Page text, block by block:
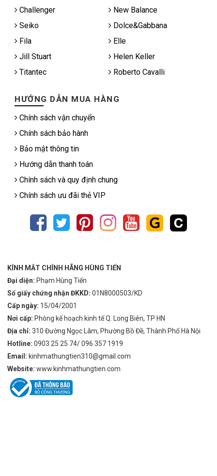
Challenger
New Balance
Seiko
Dolce&Gabbana
Fila
Elle
Jill Stuart
Helen Keller
Titantec
Roberto Cavalli
HƯỚNG DẪN MUA HÀNG
Chính sách vận chuyển
Chính sách bảo hành
Bảo mật thông tin
Hướng dẫn thanh toán
Chính sách và quy định chung
Chính sách ưu đãi thẻ VIP
KÍNH MẮT CHÍNH HÃNG HÙNG TIẾN
Đại diện: Phạm Hùng Tiến
Số giấy chứng nhận ĐKKD: 01N8000503/KD
Cấp ngày: 15/04/2001
Nơi cấp: Phòng kế hoạch kinh tế Q. Long Biên, TP HN
Địa chỉ: 310 Đường Ngọc Lâm, Phường Bồ Đề, Thành Phố Hà Nội
Hotline: 0903 25 25 74/ 096 357 1919
Email: kinhmathungtien310@gmail.com
Website: www.kinhmathungtien.com